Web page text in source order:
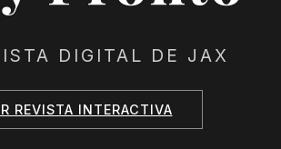
DIGITAL DE JAX
REVISTA INTERACTIVA